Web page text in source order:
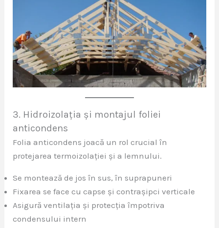
3. Hidroizolația și montajul foliei
anticondens
Folia anticondens joacă un rol crucial în
protejarea termoizolației și a lemnului.
Se montează de jos în sus, în suprapuneri
Fixarea se face cu capse și contrașipci verticale
Asigură ventilația și protecția împotriva
condensului intern